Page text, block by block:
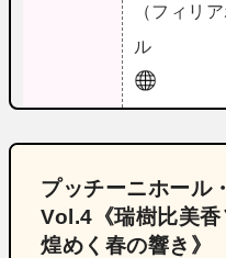
（フィリ
ル
プッチーニホール
Vol.4《瑞樹比美香
煌めく春の響き》